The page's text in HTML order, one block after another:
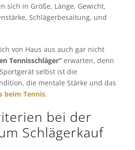
sich in Größe, Länge, Gewicht,
Schlägerbesaitung, und
von Haus aus auch gar nicht
Tennisschläger“ erwarten, denn
selbst ist die
die mentale Stärke und das
beim Tennis.
bei der
Schlägerkauf